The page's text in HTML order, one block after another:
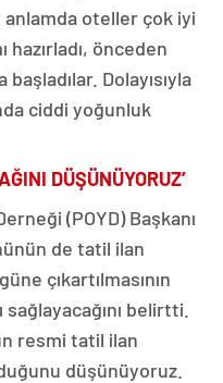
anlamda oteller çok iyi
hazırladı, önceden
Dolayısıyla
ciddi yoğunluk
DÜŞÜNÜYORUZ’
(POYD) Başkanı
de tatil ilan
çıkartılmasının
belirtti.
resmi tatil ilan
düşünüyoruz.